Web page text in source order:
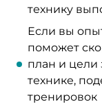
технику
Если вы
поможет
план и цели
технике,
тренировок